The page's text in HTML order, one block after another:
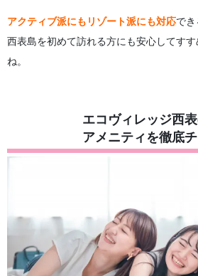
アクティブ派にもリゾート派にも対応でき
西表島を初めて訪れる方にも安心してす
ね。
エコヴィレッジ西
アメニティを徹底